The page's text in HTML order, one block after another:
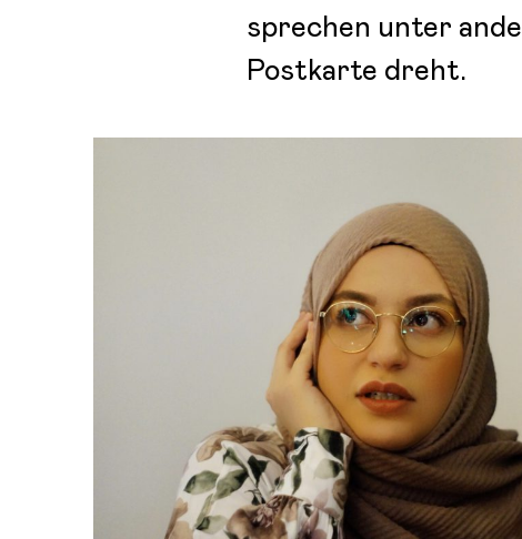
sprechen unter
Postkarte dreht.